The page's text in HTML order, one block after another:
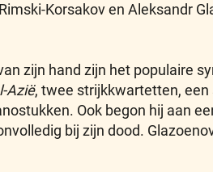
Korsakov en Aleksandr
zijn hand zijn het populaire
Azië, twee strijkkwartetten,
Ook begon hij aan
bij zijn dood.